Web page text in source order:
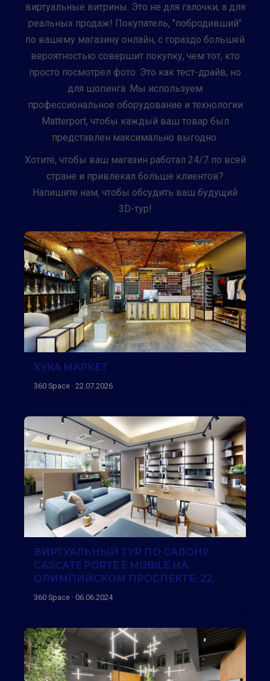
виртуальные витрины. Это не для галочки, а для
реальных продаж! Покупатель, "побродивший"
по вашему магазину онлайн, с гораздо большей
вероятностью совершит покупку, чем тот, кто
просто посмотрел фото. Это как тест-драйв, но
для шопинга. Мы используем
профессиональное оборудование и технологии
Matterport, чтобы каждый ваш товар был
представлен максимально выгодно.
Хотите, чтобы ваш магазин работал 24/7 по всей
стране и привлекал больше клиентов?
Напишите нам, чтобы обсудить ваш будущий
3D-тур!
ХУКА МАРКЕТ
360 Space · 22.07.2026
ВИРТУАЛЬНЫЙ ТУР ПО САЛОНУ
CASCATE PORTE E MOBILE НА
ОЛИМПИЙСКОМ ПРОСПЕКТЕ, 22.
360 Space · 06.06.2024